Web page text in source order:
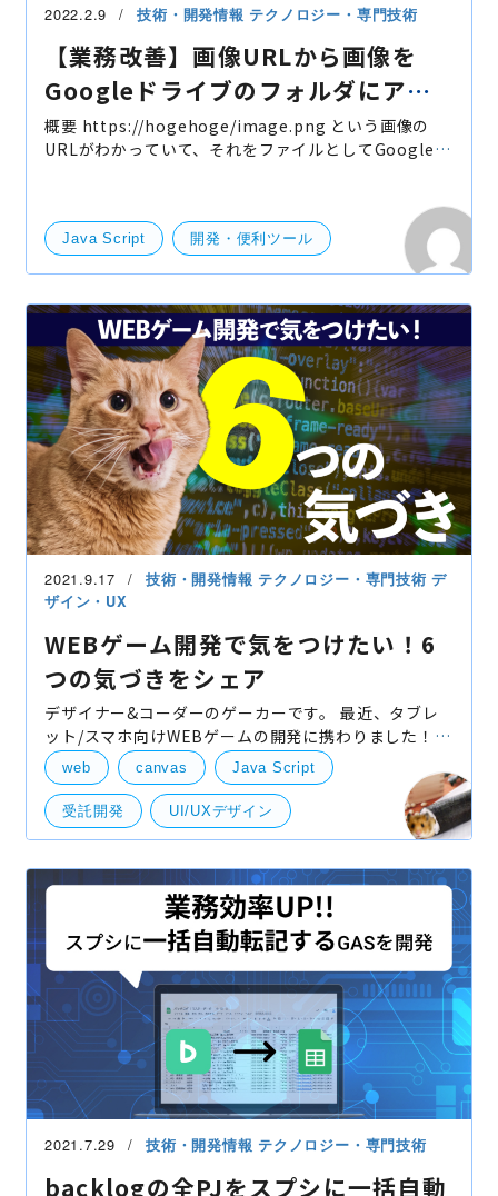
2022.2.9 技術・開発情報 テクノロジー・専門技術
【業務改善】画像URLから画像を
Googleドライブのフォルダにアッ
プロードするツール
概要 https://hogehoge/image.png という画像の
URLがわかっていて、それをファイルとしてGoogleド
Java Script 開発・便利ツール
2021.9.17 技術・開発情報 テクノロジー・専門技術デ
ザイン・UX
WEBゲーム開発で気をつけたい！6
つの気づきをシェア
デザイナー&コーダーのゲーカーです。 最近、タブレ
ット/スマホ向けWEBゲームの開発に携わりました！
デザインを作成したり、開発担当が詰まったときには
一緒にウンウン唸ってバグの原因を探ったり、テスト
を
web canvas Java Script
受託開発 UI/UXデザイン
UI・UXデザイン
2021.7.29 技術・開発情報 テクノロジー・専門技術
backlogの全PJをスプシに一括自動